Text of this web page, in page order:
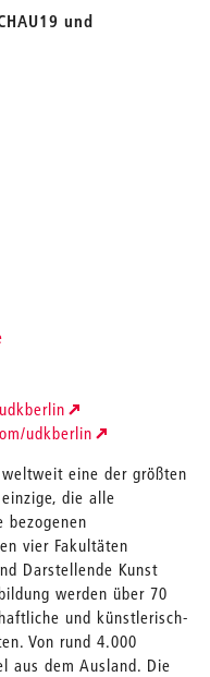
und
udkberlin
eine der größten
die alle
bezogenen
vier Fakultäten
Darstellende Kunst
werden über 70
und künstlerisch-
Von rund 4.000
aus dem Ausland. Die